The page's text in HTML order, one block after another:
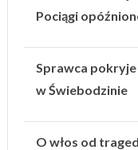
Pociągi
Sprawca
w Świebodzinie
O włos od